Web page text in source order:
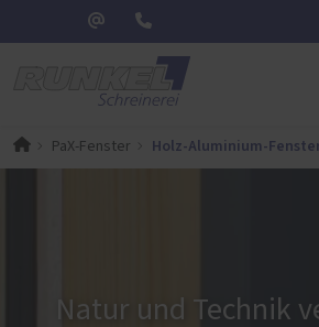
PaX-Fenster Holz-Aluminium-
Natur und Technik